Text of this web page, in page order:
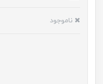
ناموجود